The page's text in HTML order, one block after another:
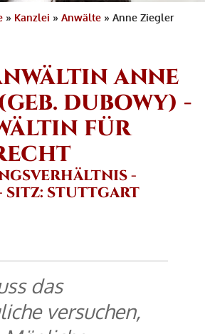
» Kanzlei »Anwälte »Anne Ziegler
ANNE
DUBOWY) -
FÜR
-
SITZ: STUTTGART
das
versuchen,